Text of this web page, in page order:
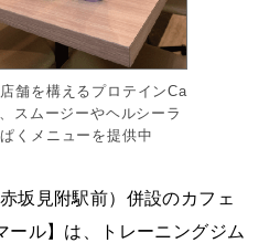
舗を構えるプロテインCa
スムージーやヘルシーラ
くメニューを提供中
坂見附駅前）併設のカフェ
ール】は、トレーニングジム